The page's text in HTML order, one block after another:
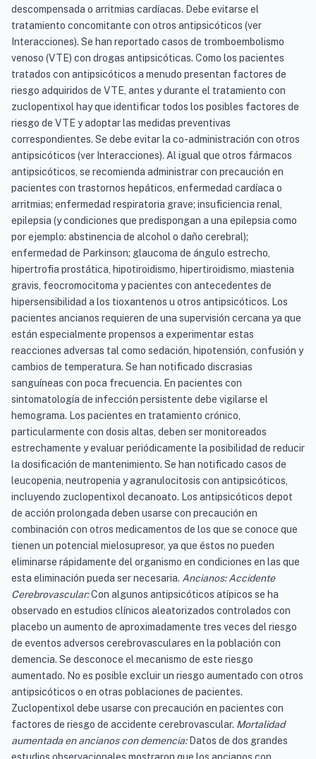
descompensada o arritmias cardíacas. Debe evitarse el
tratamiento concomitante con otros antipsicóticos (ver
Interacciones). Se han reportado casos de tromboembolismo
venoso (VTE) con drogas antipsicóticas. Como los pacientes
tratados con antipsicóticos a menudo presentan factores de
riesgo adquiridos de VTE, antes y durante el tratamiento con
zuclopentixol hay que identificar todos los posibles factores de
riesgo de VTE y adoptar las medidas preventivas
correspondientes. Se debe evitar la co-administración con otros
antipsicóticos (ver Interacciones). Al igual que otros fármacos
antipsicóticos, se recomienda administrar con precaución en
pacientes con trastornos hepáticos, enfermedad cardíaca o
arritmias; enfermedad respiratoria grave; insuficiencia renal,
epilepsia (y condiciones que predispongan a una epilepsia como
por ejemplo: abstinencia de alcohol o daño cerebral);
enfermedad de Parkinson; glaucoma de ángulo estrecho,
hipertrofia prostática, hipotiroidismo, hipertiroidismo, miastenia
gravis, feocromocitoma y pacientes con antecedentes de
hipersensibilidad a los tioxantenos u otros antipsicóticos. Los
pacientes ancianos requieren de una supervisión cercana ya que
están especialmente propensos a experimentar estas
reacciones adversas tal como sedación, hipotensión, confusión y
cambios de temperatura. Se han notificado discrasias
sanguíneas con poca frecuencia. En pacientes con
sintomatología de infección persistente debe vigilarse el
hemograma. Los pacientes en tratamiento crónico,
particularmente con dosis altas, deben ser monitoreados
estrechamente y evaluar periódicamente la posibilidad de reducir
la dosificación de mantenimiento. Se han notificado casos de
leucopenia, neutropenia y agranulocitosis con antipsicóticos,
incluyendo zuclopentixol decanoato. Los antipsicóticos depot
de acción prolongada deben usarse con precaución en
combinación con otros medicamentos de los que se conoce que
tienen un potencial mielosupresor, ya que éstos no pueden
eliminarse rápidamente del organismo en condiciones en las que
esta eliminación pueda ser necesaria. Ancianos: Accidente
Cerebrovascular:Con algunos antipsicóticos atípicos se ha
observado en estudios clínicos aleatorizados controlados con
placebo un aumento de aproximadamente tres veces del riesgo
de eventos adversos cerebrovasculares en la población con
demencia. Se desconoce el mecanismo de este riesgo
aumentado. No es posible excluir un riesgo aumentado con otros
antipsicóticos o en otras poblaciones de pacientes.
Zuclopentixol debe usarse con precaución en pacientes con
factores de riesgo de accidente cerebrovascular. Mortalidad
aumentada en ancianos con demencia: Datos de dos grandes